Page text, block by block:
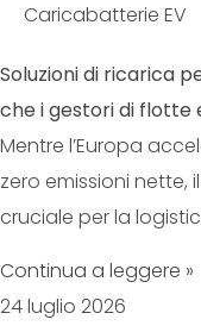
Caricabatterie EV
Soluzioni di ricarica
che i gestori di flotte
Mentre l’Europa
zero emissioni nette,
cruciale per la
Continua a leggere »
24 luglio 2026